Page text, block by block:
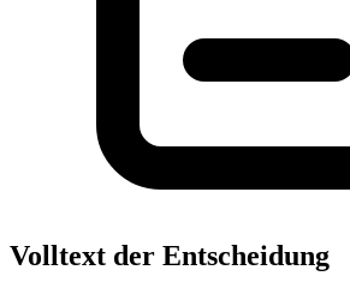
Volltext der Entscheidung